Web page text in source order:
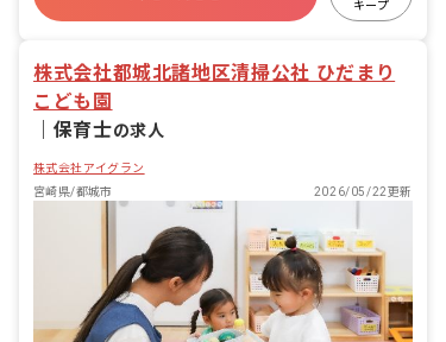
キープ
株式会社都城北諸地区清掃公社 ひだまり
こども園
保育士の求人
株式会社アイグラン
宮崎県/都城市
2026/05/22更新